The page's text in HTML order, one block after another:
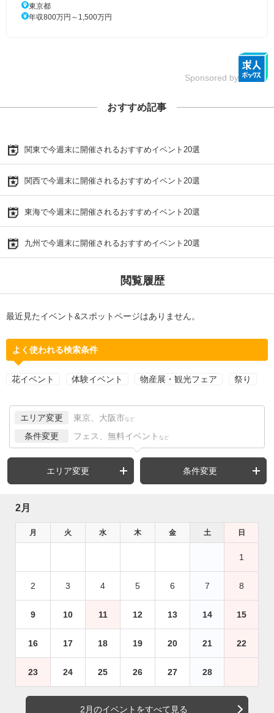
東京都
年収800万円～1,500万円
Sponsored by
おすすめ記事
関東で今週末に開催されるおすすめイベント20選
関西で今週末に開催されるおすすめイベント20選
東海で今週末に開催されるおすすめイベント20選
九州で今週末に開催されるおすすめイベント20選
閲覧履歴
最近見たイベント&スポットページはありません。
よく使われる検索条件
花イベント 体験イベント 物産展・観光フェア 祭り
エリア変更 東京、大阪市 など
条件変更 フェス、無料イベント など
エリア変更 条件変更
2月
月 火 水 木 金 土 日
1
2 3 4 5 6 7 8
9 10 11 12 13 14 15
16 17 18 19 20 21 22
23 24 25 26 27 28
2月のイベントをすべて見る